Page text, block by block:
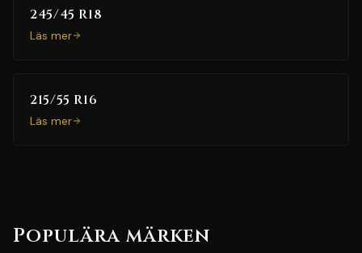
245/45 R18
Läs mer
215/55 R16
Läs mer
Populära märken